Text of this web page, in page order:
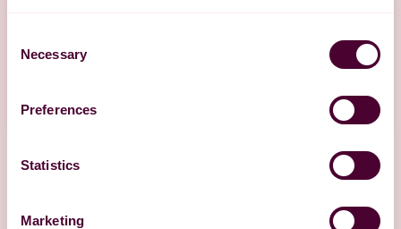
Selection
Necessary
Preferences
Statistics
Marketing